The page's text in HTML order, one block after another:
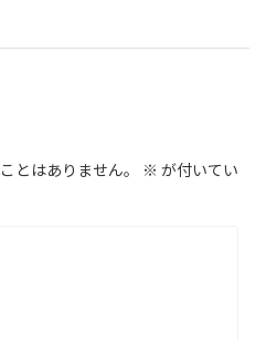
とはありません。 ※ が付いてい